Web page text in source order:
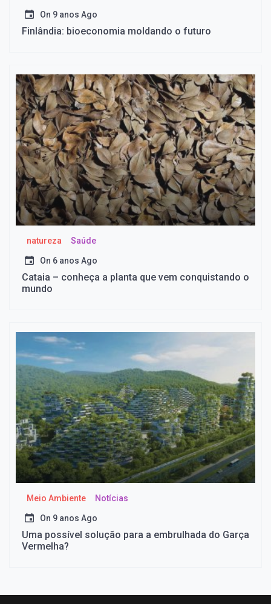
On 9 anos Ago
Finlândia: bioeconomia moldando o futuro
natureza Saúde
On 6 anos Ago
Cataia – conheça a planta que vem conquistando o
mundo
Meio Ambiente Notícias
On 9 anos Ago
Uma possível solução para a embrulhada do Garça
Vermelha?